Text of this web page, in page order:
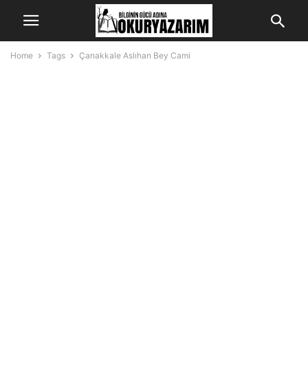
Home Tags Çanakkale Aslıhan Bey Cami